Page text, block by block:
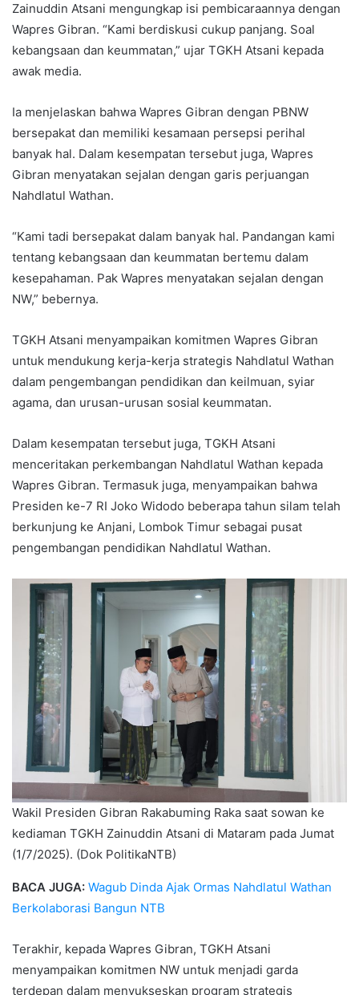
Zainuddin Atsani mengungkap isi pembicaraannya dengan
Wapres Gibran. “Kami berdiskusi cukup panjang. Soal
kebangsaan dan keummatan,” ujar TGKH Atsani kepada
awak media.
Ia menjelaskan bahwa Wapres Gibran dengan PBNW
bersepakat dan memiliki kesamaan persepsi perihal
banyak hal. Dalam kesempatan tersebut juga, Wapres
Gibran menyatakan sejalan dengan garis perjuangan
Nahdlatul Wathan.
“Kami tadi bersepakat dalam banyak hal. Pandangan kami
tentang kebangsaan dan keummatan bertemu dalam
kesepahaman. Pak Wapres menyatakan sejalan dengan
NW,” bebernya.
TGKH Atsani menyampaikan komitmen Wapres Gibran
untuk mendukung kerja-kerja strategis Nahdlatul Wathan
dalam pengembangan pendidikan dan keilmuan, syiar
agama, dan urusan-urusan sosial keummatan.
Dalam kesempatan tersebut juga, TGKH Atsani
menceritakan perkembangan Nahdlatul Wathan kepada
Wapres Gibran. Termasuk juga, menyampaikan bahwa
Presiden ke-7 RI Joko Widodo beberapa tahun silam telah
berkunjung ke Anjani, Lombok Timur sebagai pusat
pengembangan pendidikan Nahdlatul Wathan.
Wakil Presiden Gibran Rakabuming Raka saat sowan ke
kediaman TGKH Zainuddin Atsani di Mataram pada Jumat
(1/7/2025). (Dok PolitikaNTB)
BACA JUGA: Wagub Dinda Ajak Ormas Nahdlatul Wathan
Berkolaborasi Bangun NTB
Terakhir, kepada Wapres Gibran, TGKH Atsani
menyampaikan komitmen NW untuk menjadi garda
terdepan dalam menyukseskan program strategis